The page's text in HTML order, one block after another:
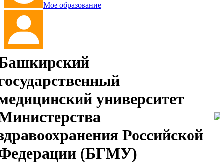
Мое образование
университет
Российской
(БГМУ)